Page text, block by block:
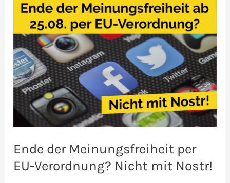
gegen
Digital
Services
Act
der
EU
wehren?
Ende der Meinungsfreiheit per
EU-Verordnung? Nicht mit Nostr!